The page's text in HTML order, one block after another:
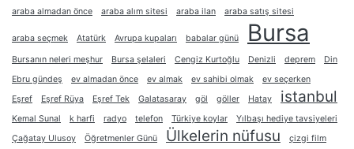
araba almadan önce araba alım sitesi araba ilan araba satış sitesi
araba seçmek Atatürk Avrupa kupaları babalar günü Bursa
Bursanın neleri meşhur Bursa şelaleri Cengiz Kurtoğlu Denizli deprem
Din
Ebru gündeş
ev almadan önce ev almak ev sahibi olmak
ev seçerken
Eşref
Eşref Rüya Eşref Tek Galatasaray göl göller Hatay istanbul
Kemal Sunal k harfi radyo telefon Türkiye koylar
Yılbaşı hediye tavsiyeleri
Çağatay Ulusoy
Öğretmenler Günü Ülkelerin nüfusu
çizgi film